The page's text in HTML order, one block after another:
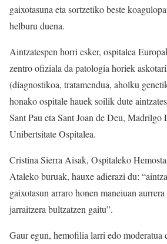
gaixotasuna eta sortzetiko beste
helburu duena.
Aintzatespen horri esker, ospitalea
zentro ofiziala da patologia horiek
(diagnostikoa, tratamendua, aholku
honako ospitale hauek soilik dute
Sant Pau eta Sant Joan de Deu, Madrilgo
Unibertsitate Ospitalea.
Cristina Sierra Aisak, Ospitaleko
Ataleko buruak, hauxe adierazi du:
gaixotasun arraro honen maneiuan
jarraitzera bultzatzen gaitu”.
Gaur egun, hemofilia larri edo moderatua